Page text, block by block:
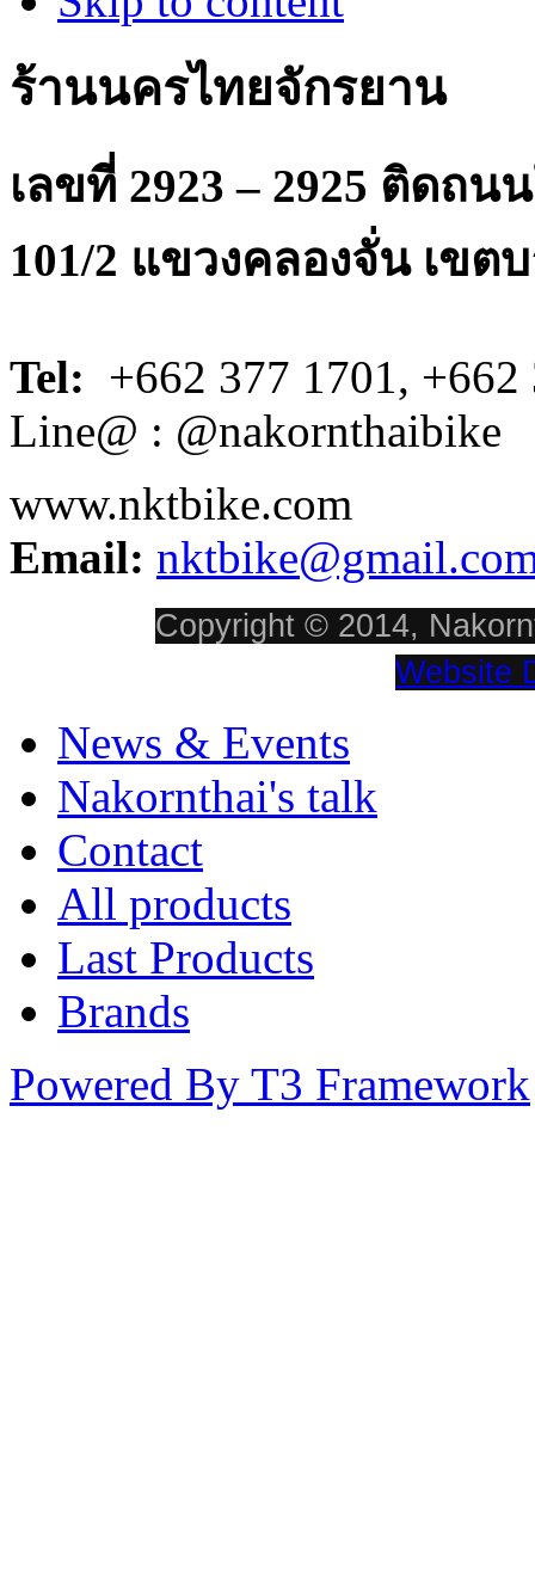
ร้านนครไทยจักรยาน
เลขที่ 2923 – 2925 ติดถ
101/2 แขวงคลองจั่น เขต
Tel: +662 377 1701,
Line@ : @nakornthaibike
www.nktbike.com
Email:
Copyright © 2014,
Website
News & Events
Nakornthai's talk
Contact
All products
Last Products
Brands
Powered By T3 Framework